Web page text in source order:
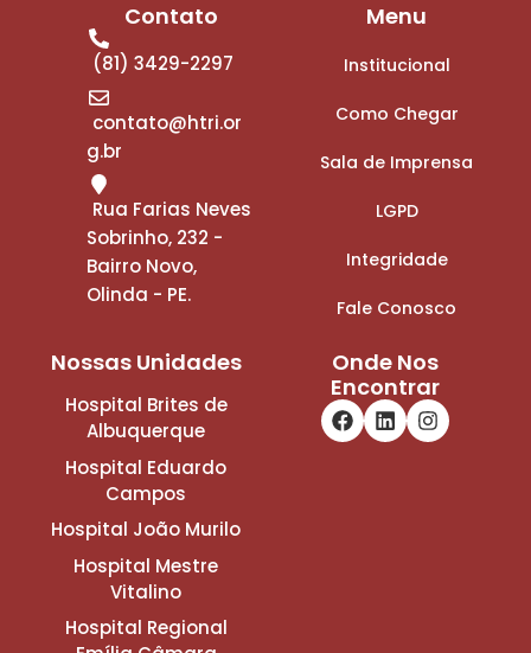
Contato
(81) 3429-2297
contato@htri.or
g.br
Rua Farias Neves
Sobrinho, 232 -
Bairro Novo,
Olinda - PE.
Menu
Institucional
Como Chegar
Sala de Imprensa
LGPD
Integridade
Fale Conosco
Nossas Unidades
Hospital Brites de
Albuquerque
Hospital Eduardo
Campos
Hospital João Murilo
Hospital Mestre
Vitalino
Hospital Regional
Onde Nos
Encontrar